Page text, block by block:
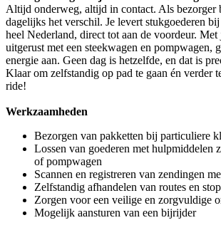
Altijd onderweg, altijd in contact. Als bezorger
dagelijks het verschil. Je levert stukgoederen
heel Nederland, direct tot aan de voordeur. Met
uitgerust met een steekwagen en pompwagen,
energie aan. Geen dag is hetzelfde, en dat is
Klaar om zelfstandig op pad te gaan én verder
ride!
Werkzaamheden
Bezorgen van pakketten bij particuliere
Lossen van goederen met hulpmiddelen
of pompwagen
Scannen en registreren van zendingen
Zelfstandig afhandelen van routes en
Zorgen voor een veilige en zorgvuldige
Mogelijk aansturen van een bijrijder